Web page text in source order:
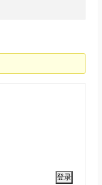
登录